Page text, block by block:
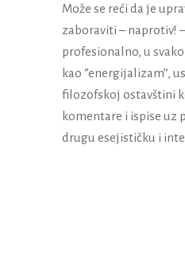
Može se reći da je
zaboraviti – naprotiv!
profesionalno, u
kao
filozofskoj ostavštini
komentare i ispise uz
drugu esejističku i